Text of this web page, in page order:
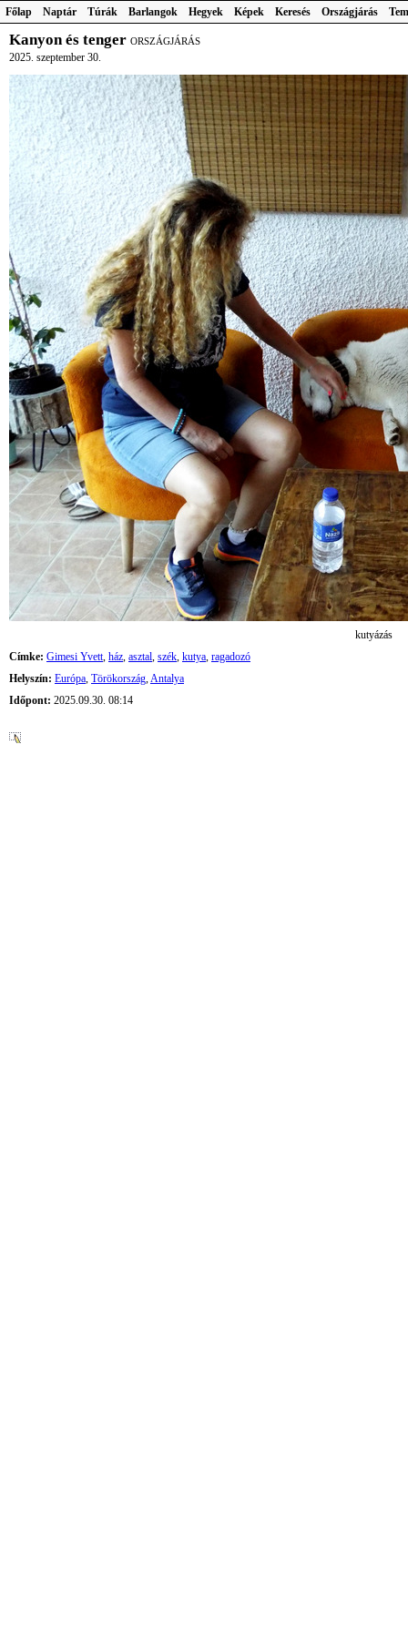
Főlap Naptár Túrák Barlangok Hegyek Képek Keresés Országjárás
Kanyon és tenger ORSZÁGJÁRÁS
2025. szeptember 30.
kutyázás
Címke: Gimesi Yvett, ház, asztal, szék, kutya, ragadozó
Helyszín: Európa, Törökország,Antalya
Időpont: 2025.09.30. 08:14